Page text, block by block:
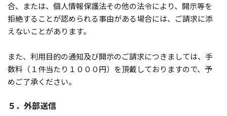
合、または、個人情報保護法その他の法令により、開示等を
拒絶することが認められる事由がある場合には、ご請求に添
えないことがあります。
また、利用目的の通知及び開示のご請求につきましては、手
数料（１件当たり１０００円）を頂戴しておりますので、予
めご了承ください。
５．外部送信